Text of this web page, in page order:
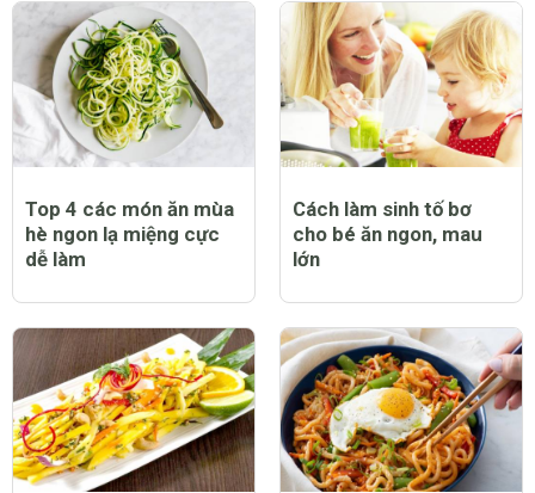
Top 4 các món ăn mùa
hè ngon lạ miệng cực
dễ làm
Cách làm sinh tố bơ
cho bé ăn ngon, mau
lớn